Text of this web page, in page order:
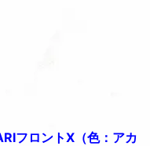
フロントX（色：アカ